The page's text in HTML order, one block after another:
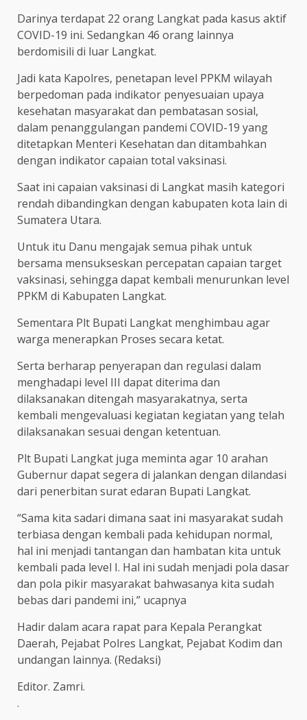
Darinya terdapat 22 orang Langkat pada kasus aktif
COVID-19 ini. Sedangkan 46 orang lainnya
berdomisili di luar Langkat.
Jadi kata Kapolres, penetapan level PPKM wilayah
berpedoman pada indikator penyesuaian upaya
kesehatan masyarakat dan pembatasan sosial,
dalam penanggulangan pandemi COVID-19 yang
ditetapkan Menteri Kesehatan dan ditambahkan
dengan indikator capaian total vaksinasi.
Saat ini capaian vaksinasi di Langkat masih kategori
rendah dibandingkan dengan kabupaten kota lain di
Sumatera Utara.
Untuk itu Danu mengajak semua pihak untuk
bersama mensukseskan percepatan capaian target
vaksinasi, sehingga dapat kembali menurunkan level
PPKM di Kabupaten Langkat.
Sementara Plt Bupati Langkat menghimbau agar
warga menerapkan Proses secara ketat.
Serta berharap penyerapan dan regulasi dalam
menghadapi level III dapat diterima dan
dilaksanakan ditengah masyarakatnya, serta
kembali mengevaluasi kegiatan kegiatan yang telah
dilaksanakan sesuai dengan ketentuan.
Plt Bupati Langkat juga meminta agar 10 arahan
Gubernur dapat segera di jalankan dengan dilandasi
dari penerbitan surat edaran Bupati Langkat.
“Sama kita sadari dimana saat ini masyarakat sudah
terbiasa dengan kembali pada kehidupan normal,
hal ini menjadi tantangan dan hambatan kita untuk
kembali pada level I. Hal ini sudah menjadi pola dasar
dan pola pikir masyarakat bahwasanya kita sudah
bebas dari pandemi ini,” ucapnya
Hadir dalam acara rapat para Kepala Perangkat
Daerah, Pejabat Polres Langkat, Pejabat Kodim dan
undangan lainnya. (Redaksi)
Editor. Zamri.
.